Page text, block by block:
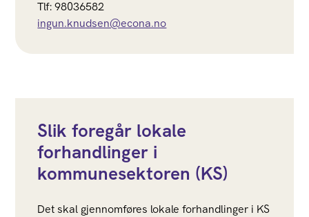
Tlf: 98036582
ingun.knudsen@econa.no
Slik foregår lokale
forhandlinger i
kommunesektoren (KS)
Det skal gjennomføres lokale forhandlinger i KS